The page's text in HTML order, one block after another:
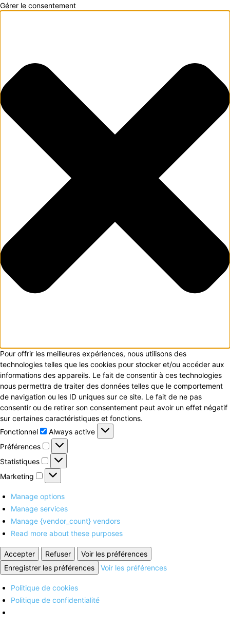
Gérer le consentement
Pour offrir les meilleures expériences, nous utilisons des
technologies telles que les cookies pour stocker et/ou accéder aux
informations des appareils. Le fait de consentir à ces technologies
nous permettra de traiter des données telles que le comportement
de navigation ou les ID uniques sur ce site. Le fait de ne pas
consentir ou de retirer son consentement peut avoir un effet négatif
sur certaines caractéristiques et fonctions.
Fonctionnel
Fonctionnel
Always active
Préférences
Préférences
Statistiques Statistiques
Marketing Marketing
Manage options
Manage services
Manage {vendor_count} vendors
Read more about these purposes
Accepter Refuser
Voir les préférences
Enregistrer les préférences
Voir les préférences
Politique de cookies
Politique de confidentialité